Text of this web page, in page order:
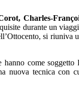
Charles-
durante un
si riuniva
come soggetto
nuova tecnica con